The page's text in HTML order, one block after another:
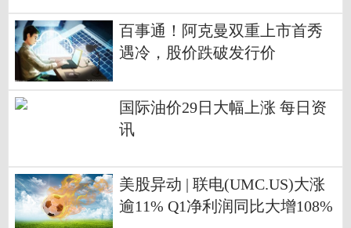
百事通！阿克曼双重上市首秀
遇冷，股价跌破发行价
国际油价29日大幅上涨 每日资
讯
美股异动 | 联电(UMC.US)大涨
逾11% Q1净利润同比大增108%